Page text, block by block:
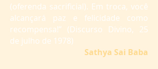
(oferenda sacrificial). Em troca, você
alcançará paz e felicidade como
recompensa!” (Discurso Divino, 25
de julho de 1978)
Sathya Sai Baba